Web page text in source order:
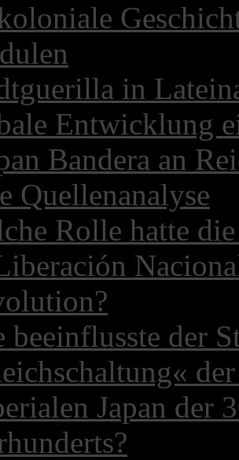
in
Entwicklung
Bandera an
Quellenanalyse
Rolle hatte
beeinflusste der
Japan der